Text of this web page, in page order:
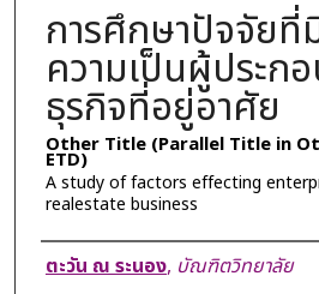
การศึกษาปัจจัย
ความเป็นผู้ประก
ธุรกิจที่อยู่อาศัย
Other Title (Parallel Title in
ETD)
A study of factors effecting
realestate business
Author
ตะวัน ณ ระนอง, บัณฑิตวิทยาลัย